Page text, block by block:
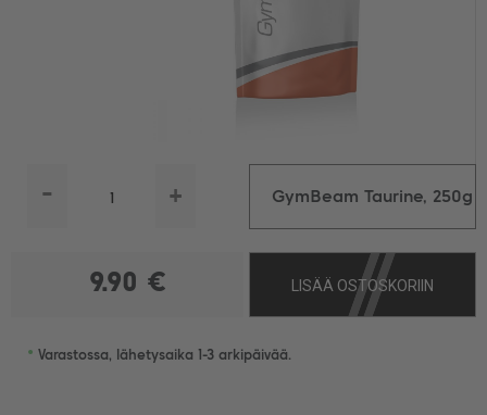
- + GymBeam Taurine, 250g
9.90 € LISÄÄ OSTOSKORIIN
• Varastossa, lähetysaika 1-3 arkipäivää.